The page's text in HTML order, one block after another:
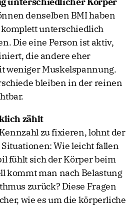
denselben BMI haben
unterschiedlich
Die eine Person ist aktiv,
die andere eher
weniger Muskelspannung.
bleiben in der reinen
zählt
zu fixieren, lohnt der
Wie leicht fallen
fühlt sich der Körper beim
kommt man nach Belastung
zurück? Diese Fragen
wie es um die körperliche